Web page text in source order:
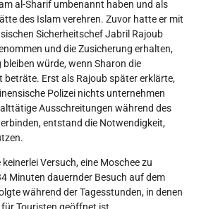
al-Sharif umbenannt haben und als
des Islam verehren. Zuvor hatte er mit
Sicherheitschef Jabril Rajoub
und die Zusicherung erhalten,
bleiben würde, wenn Sharon die
beträte. Erst als Rajoub später erklärte,
Polizei nichts unternehmen
Ausschreitungen während des
entstand die Notwendigkeit,
Versuch, eine Moschee zu
Minuten dauernder Besuch auf dem
während der Tagesstunden, in denen